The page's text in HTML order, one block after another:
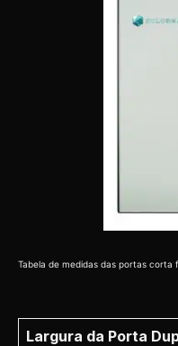
Tabela de medidas das portas corta
Largura da Porta